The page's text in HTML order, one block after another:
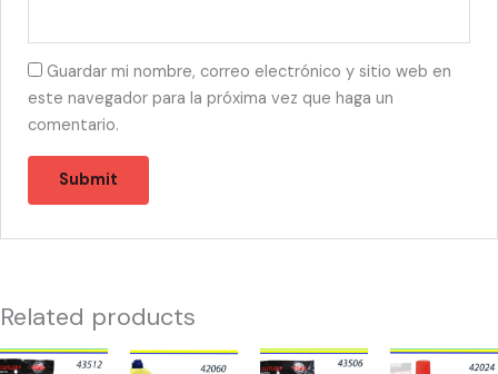
Guardar mi nombre, correo electrónico y sitio web en
este navegador para la próxima vez que haga un
comentario.
Related products
43512
42060
43506
42024